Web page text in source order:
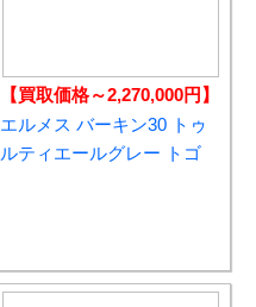
【買取価格～2,270,000円】
エルメス バーキン30 トゥ
ルティエールグレー トゴ